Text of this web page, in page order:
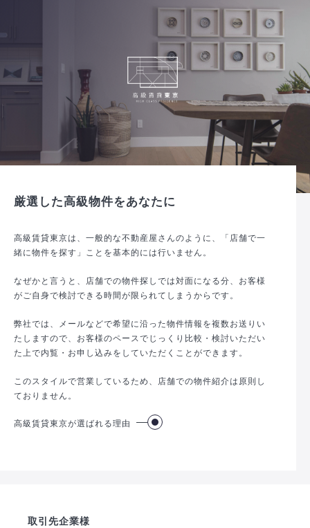
厳選した高級物件をあなたに
高級賃貸東京は、一般的な不動産屋さんのように、「店舗で一
緒に物件を探す」ことを基本的には行いません。
なぜかと言うと、店舗での物件探しでは対面になる分、お客様
がご自身で検討できる時間が限られてしまうからです。
弊社では、メールなどで希望に沿った物件情報を複数お送りい
たしますので、お客様のペースでじっくり比較・検討いただい
た上で内覧・お申し込みをしていただくことができます。
このスタイルで営業しているため、店舗での物件紹介は原則し
ておりません。
高級賃貸東京が選ばれる理由
取引先企業様